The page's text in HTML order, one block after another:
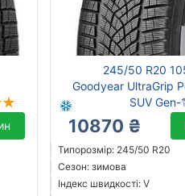
245/50 R20
Goodyear UltraGrip
SUV Gen-
10870 ₴
Типорозмір: 245/50 R20
Сезон: зимова
Індекс швидкості: V